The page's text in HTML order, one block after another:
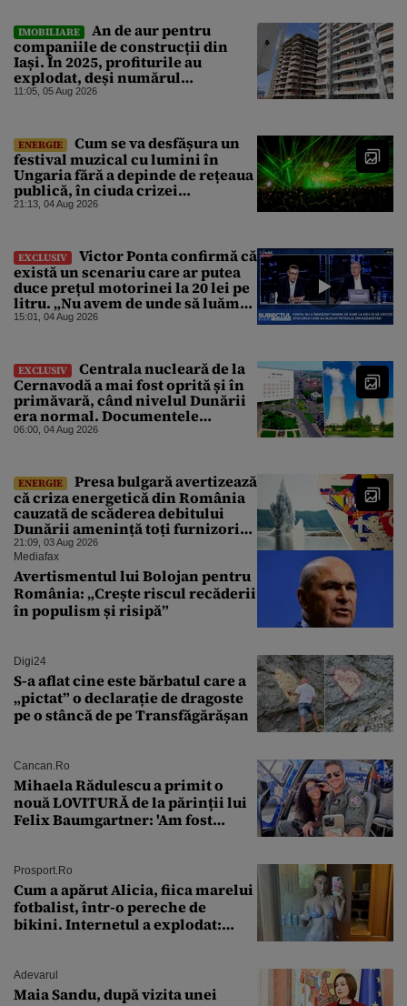
IMOBILIARE
An de aur pentru
companiile de construcții din
Iași. În 2025, profiturile au
explodat, deși numărul
angajaților a scăzut
11:05, 05 Aug 2026
ENERGIE
Cum se va desfășura un
festival muzical cu lumini în
Ungaria fără a depinde de rețeaua
publică, în ciuda crizei
energetice
21:13, 04 Aug 2026
EXCLUSIV
Victor Ponta confirmă că
există un scenariu care ar putea
duce prețul motorinei la 20 lei pe
litru. „Nu avem de unde să luăm
petrol”
15:01, 04 Aug 2026
EXCLUSIV
Centrala nucleară de la
Cernavodă a mai fost oprită și în
primăvară, când nivelul Dunării
era normal. Documentele
descoperite de Gândul arată că
06:00, 04 Aug 2026
ENERGIE
Presa bulgară avertizează
că criza energetică din România
cauzată de scăderea debitului
Dunării amenință toți furnizorii
balcanici de electricitate
21:09, 03 Aug 2026
Mediafax
Avertismentul lui Bolojan pentru
România: „Crește riscul recăderii
în populism și risipă”
Digi24
S-a aflat cine este bărbatul care a
„pictat” o declarație de dragoste
pe o stâncă de pe Transfăgărășan
Cancan.ro
Mihaela Rădulescu a primit o
nouă LOVITURĂ de la părinții lui
Felix Baumgartner: 'Am fost
Prosport.ro
Cum a apărut Alicia, fiica marelui
fotbalist, într-o pereche de
bikini. Internetul a explodat:
Adevarul
Maia Sandu, după vizita unei